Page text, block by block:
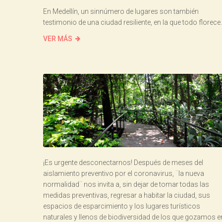
En Medellín, un sinnúmero de lugares son también
testimonio de una ciudad resiliente, en la que todo florece.
VER MÁS
¡Es urgente desconectarnos! Después de meses del
aislamiento preventivo por el coronavirus, ¨la nueva
normalidad¨ nos invita a, sin dejar de tomar todas las
medidas preventivas, regresar a habitar la ciudad, sus
espacios de esparcimiento y los lugares turísticos
naturales y llenos de biodiversidad de los que gozamos